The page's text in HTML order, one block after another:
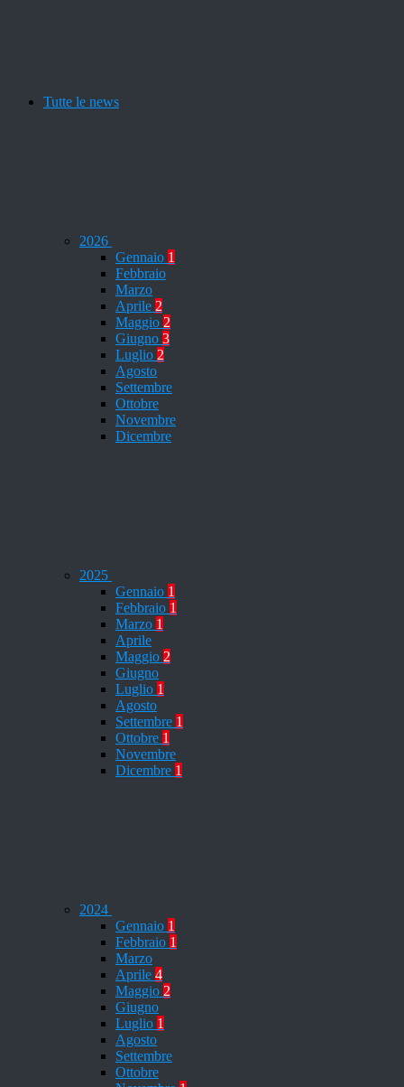
Tutte le news
2026
Gennaio 1
Febbraio
Marzo
Aprile 2
Maggio 2
Giugno 3
Luglio 2
Agosto
Settembre
Ottobre
Novembre
Dicembre
2025
Gennaio 1
Febbraio 1
Marzo 1
Aprile
Maggio 2
Giugno
Luglio 1
Agosto
Settembre 1
Ottobre 1
Novembre
Dicembre 1
2024
Gennaio 1
Febbraio 1
Marzo
Aprile 4
Maggio 2
Giugno
Luglio 1
Agosto
Settembre
Ottobre